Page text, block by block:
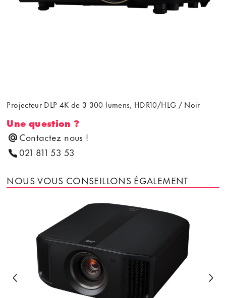
Projecteur DLP 4K de 3 300 lumens, HDR10/HLG / Noir
Une question ?
Contactez nous !
021 811 53 53
NOUS VOUS CONSEILLONS ÉGALEMENT